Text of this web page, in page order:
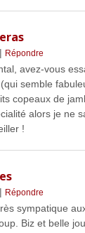
| Répondre
avez-vous
semble
copeaux de
alors je ne
!
| Répondre
sympatique
Biz et belle